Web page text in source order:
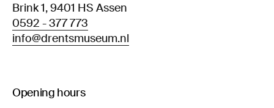
Brink 1, 9401 HS Assen
0592 - 377 773
info@drentsmuseum.nl
Opening hours